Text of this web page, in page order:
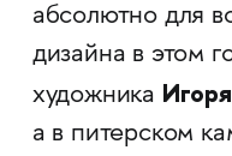
абсолютно для
дизайна в этом
художника
а в питерском